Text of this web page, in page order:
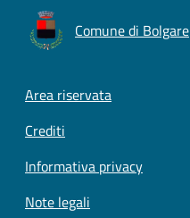
Comune di Bolgare
Footer menu
Area riservata
Crediti
Informativa privacy
Note legali